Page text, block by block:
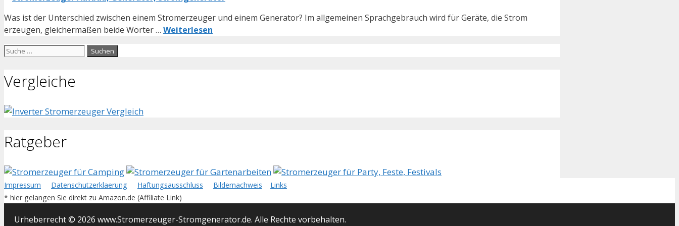
Was ist der Unterschied zwischen einem Stromerzeuger und einem Generator? Im allgemeinen Sprachgebrauch wird für Geräte, die Strom
erzeugen, gleichermaßen beide Wörter … Weiterlesen
Suche
Vergleiche
Ratgeber
Impressum Datenschutzerklaerung Haftungsausschluss Bildernachweis
Links
* hier gelangen Sie direkt zu Amazon.de (Affiliate Link)
Urheberrecht © 2026 www.Stromerzeuger-Stromgenerator.de. Alle Rechte vorbehalten.